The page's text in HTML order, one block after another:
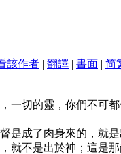
該作者 | 翻譯 | 書面 | 简
一切的靈，你們不可
是成了肉身來的，就
就不是出於神；這是